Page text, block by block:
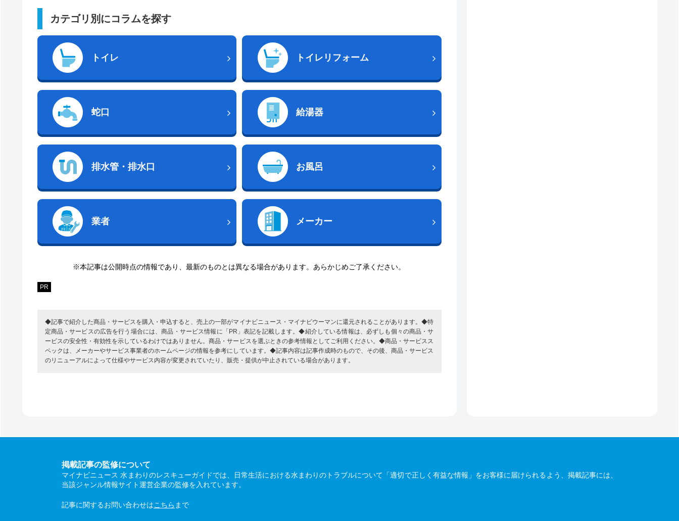
カテゴリ別にコラムを探す
トイレ トイレリフォーム
蛇口 給湯器
排水管・排水口 お風呂
業者 メーカー
※本記事は公開時点の情報であり、最新のものとは異なる場合があります。あらかじめご了承ください。
PR
◆記事で紹介した商品・サービスを購入・申込すると、売上の一部がマイナビニュース・マイナビウーマンに還元されることがあります。◆特
定商品・サービスの広告を行う場合には、商品・サービス情報に「PR」表記を記載します。◆紹介している情報は、必ずしも個々の商品・サ
ービスの安全性・有効性を示しているわけではありません。商品・サービスを選ぶときの参考情報としてご利用ください。◆商品・サービスス
ペックは、メーカーやサービス事業者のホームページの情報を参考にしています。◆記事内容は記事作成時のもので、その後、商品・サービス
のリニューアルによって仕様やサービス内容が変更されていたり、販売・提供が中止されている場合があります。
掲載記事の監修について
マイナビニュース 水まわりのレスキューガイドでは、日常生活における水まわりのトラブルについて「適切で正しく有益な情報」をお客様に届けられるよう、掲載記事には、
当該ジャンル情報サイト運営企業の監修を入れています。
記事に関するお問い合わせはこちら まで